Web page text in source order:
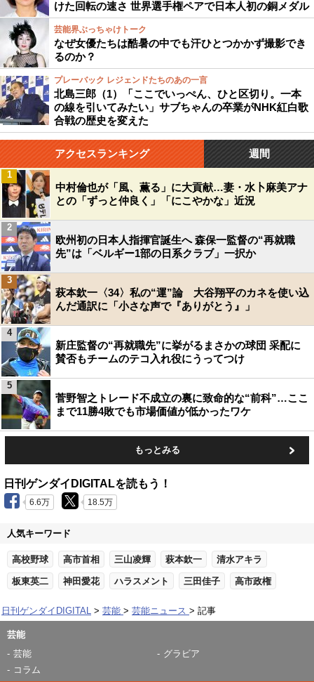
けた回転の速さ 世界選手権ペアで日本人初の銅メダル
芸能界ぶっちゃけトーク
なぜ女優たちは酷暑の中でも汗ひとつかかず撮影でき
るのか？
プレーバック レジェンドたちのあの一言
北島三郎（1）「ここでいっぺん、ひと区切り。一本
の線を引いてみたい」サブちゃんの卒業がNHK紅白歌
合戦の歴史を変えた
アクセスランキング 週間
中村倫也が「風、薫る」に大貢献…妻・水卜麻美アナ
との「ずっと仲良く」「にこやかな」近況
1
欧州初の日本人指揮官誕生へ 森保一監督の“再就職
先”は「ベルギー1部の日系クラブ」一択か
2
萩本欽一〈34〉私の“運”論 大谷翔平のカネを使い込
んだ通訳に「小さな声で『ありがとう』」
3
新庄監督の“再就職先”に挙がるまさかの球団 采配に
賛否もチームのテコ入れ役にうってつけ
4
菅野智之トレード不成立の裏に致命的な“前科”…ここ
まで11勝4敗でも市場価値が低かったワケ
5
もっとみる
日刊ゲンダイDIGITALを読もう！
6.6万 18.5万
人気キーワード
高校野球 高市首相 三山凌輝 萩本欽一 清水アキラ
板東英二 神田愛花 ハラスメント 三田佳子 高市政権
日刊ゲンダイDIGITAL 芸能 芸能ニュース 記事
芸能
芸能
グラビア
コラム